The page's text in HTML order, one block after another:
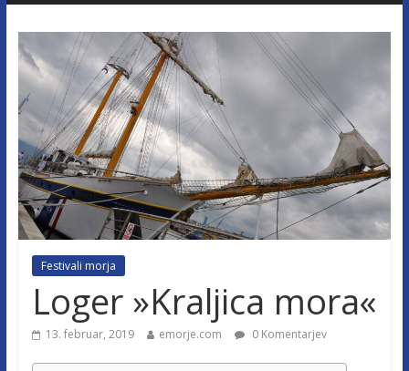
Festivali morja
Loger »Kraljica mora«
13. februar, 2019 emorje.com 0 Komentarjev